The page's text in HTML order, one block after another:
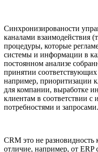
Синхронизированости
каналами взаимодействия
процедуры, которые
системы и информации в
постоянном анализе
принятии
например, приоритизации
для компании, выработке
клиентам в соответствии с
потребностями и запросами.
СRM это не
отличие, например, от ERP